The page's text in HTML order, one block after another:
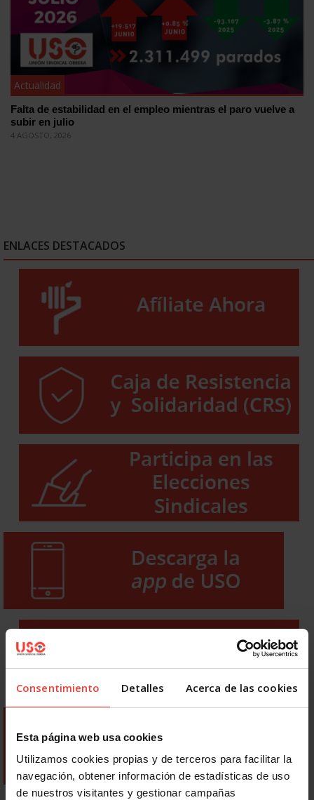
Consentimiento Detalles Acerca de las cookies
Esta página web usa cookies
Utilizamos cookies propias y de terceros para facilitar la
navegación, obtener información de estadísticas de uso
de nuestros visitantes y gestionar campañas
Actualidad
Falta de estabilidad en el empleo mientras el paro vuelve a
subir en julio
4 AGOSTO, 2026
ENLACES DESTACADOS